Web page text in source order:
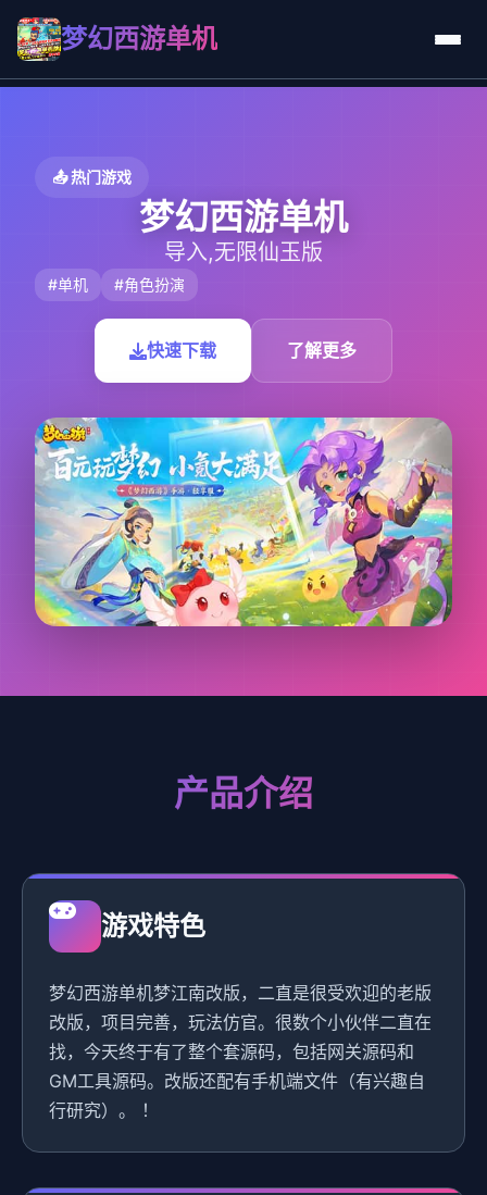
梦幻西游单机
📤 热门游戏
梦幻西游单机
导入,无限仙玉版
#单机 #角色扮演
快速下载 了解更多
产品介绍
游戏特色
梦幻西游单机梦江南改版，二直是很受欢迎的老版
改版，项目完善，玩法仿官。很数个小伙伴二直在
找，今天终于有了整个套源码，包括网关源码和
GM工具源码。改版还配有手机端文件（有兴趣自
行研究）。 ！